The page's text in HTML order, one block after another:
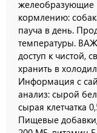
желеобразующие
кормлению:
пауча в день.
температуры.
доступ к чистой,
хранить в
Информация с
анализ: сырой
сырая клетчатка
Пищевые